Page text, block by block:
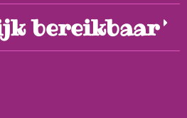
bereikbaar